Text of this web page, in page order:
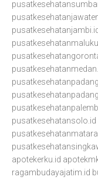
pusatkesehatansolo.id
apotekerku.id
ragambudayajatim.id